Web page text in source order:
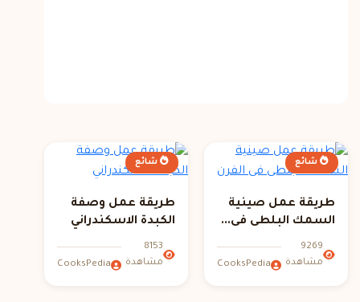
شائع
طريقة عمل صينية
السمك البلطى فى...
9269
مشاهدة
CooksPedia
شائع
طريقة عمل وصفة
الكبدة الاسكندراني
8153
مشاهدة
CooksPedia